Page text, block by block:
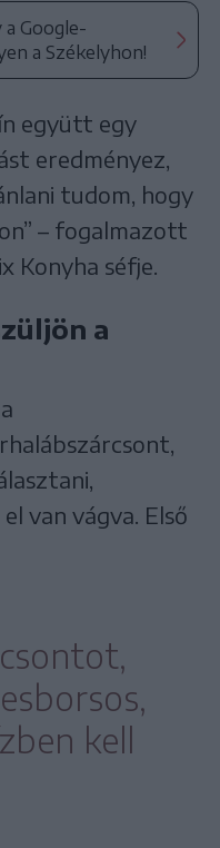
Google-
a Székelyhon!
együtt egy
eredményez,
tudom, hogy
– fogalmazott
Konyha séfje.
a
van vágva. Első
kell